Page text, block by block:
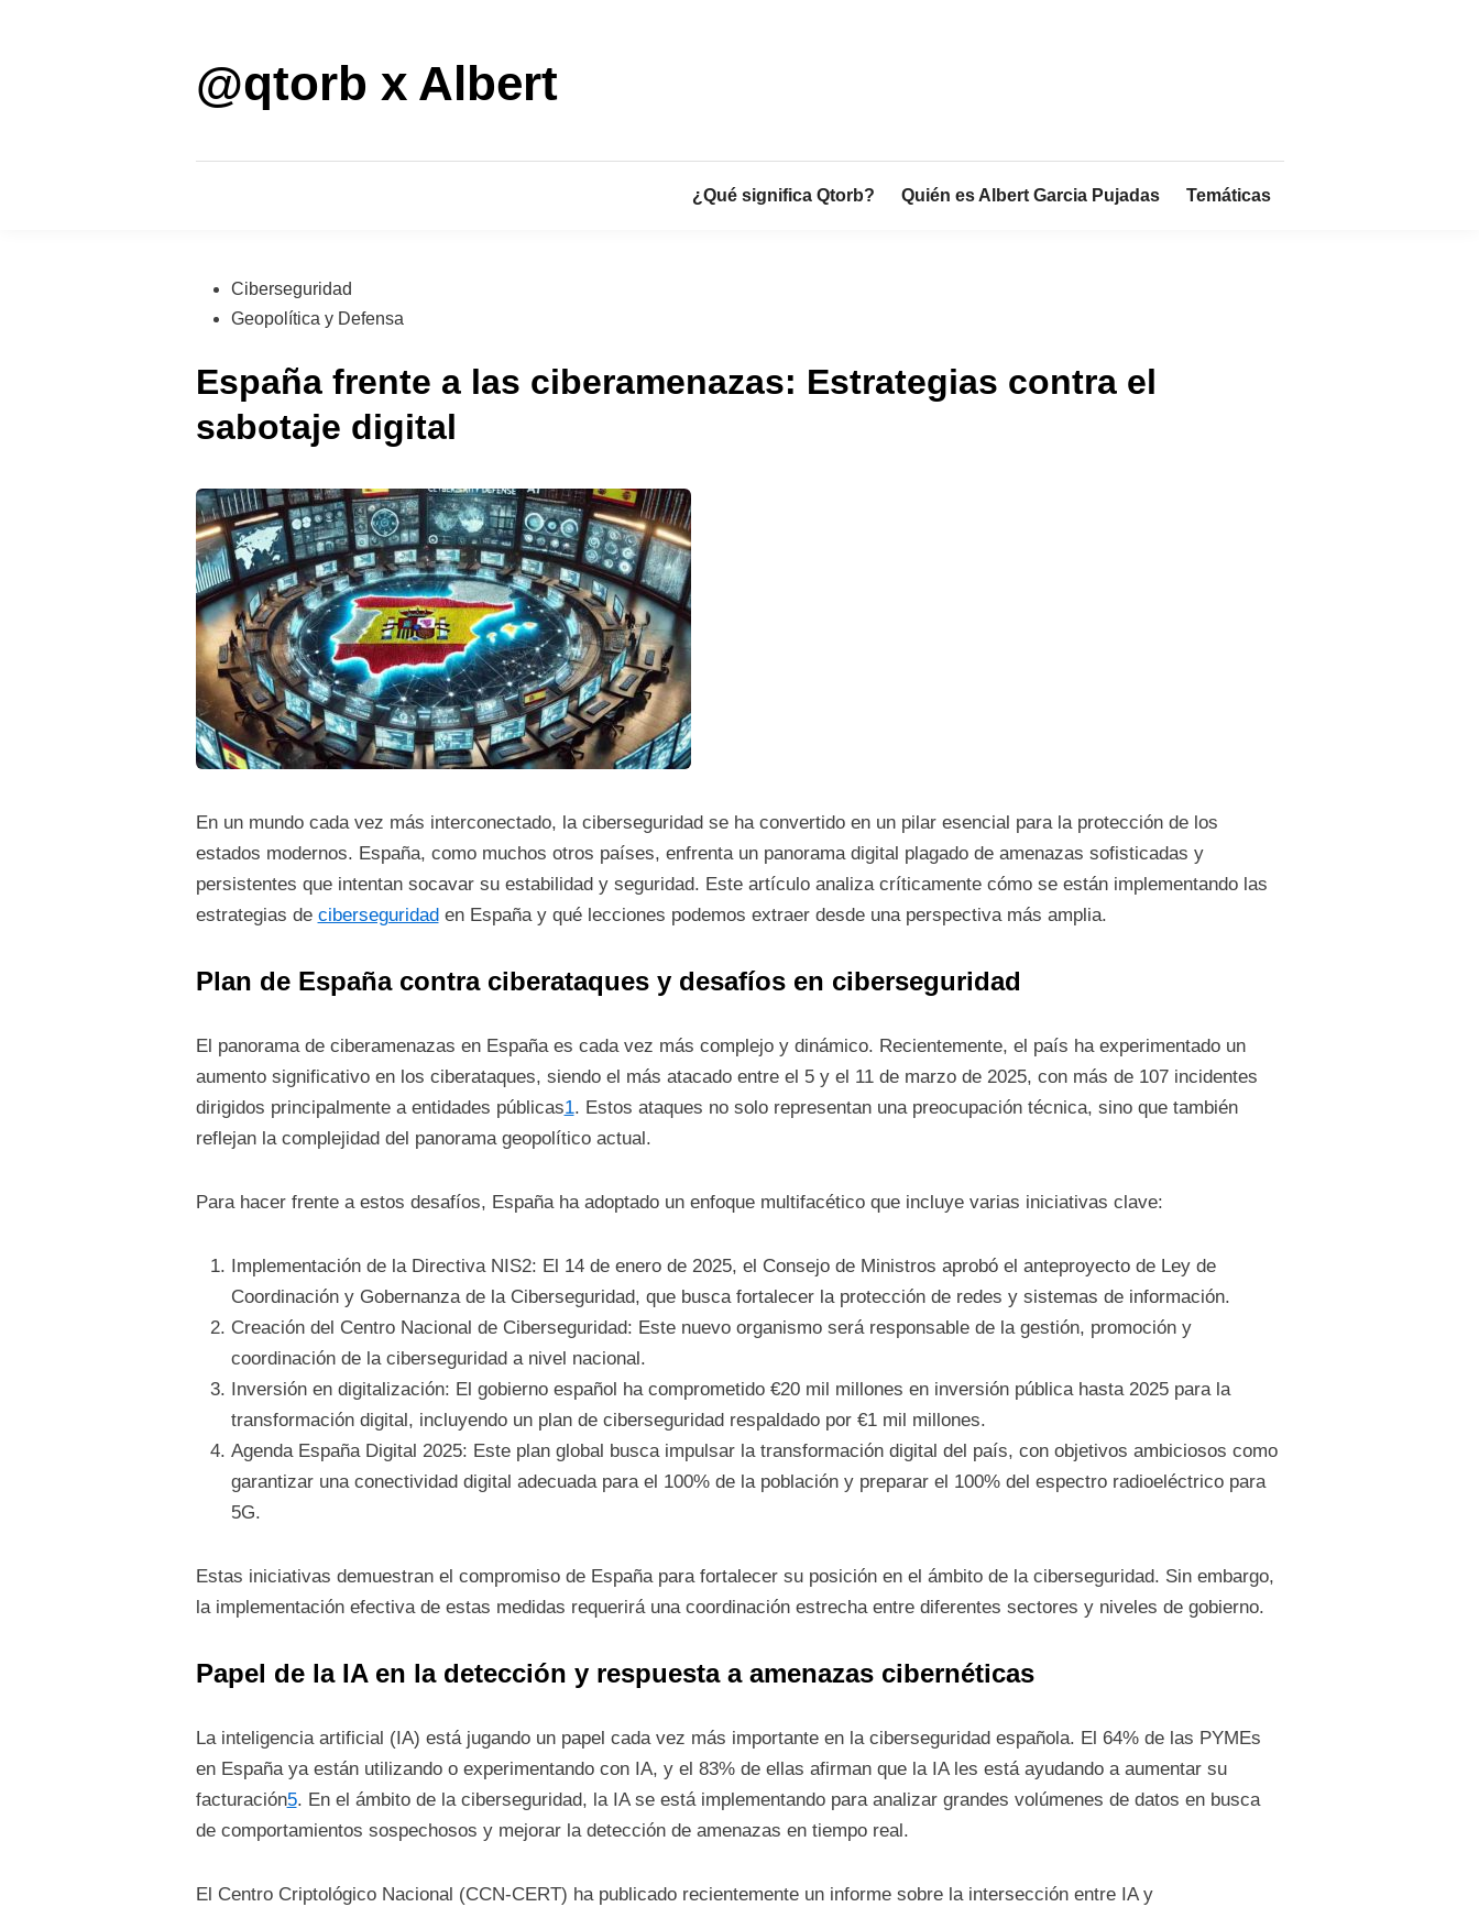
@qtorb x Albert
¿Qué significa Qtorb? Quién es Albert Garcia Pujadas Temáticas
Publicado
en
Ciberseguridad
Geopolítica y Defensa
España frente a las ciberamenazas: Estrategias contra el
sabotaje digital
En un mundo cada vez más interconectado, la ciberseguridad se ha convertido en un pilar esencial para la protección de los
estados modernos. España, como muchos otros países, enfrenta un panorama digital plagado de amenazas sofisticadas y
persistentes que intentan socavar su estabilidad y seguridad. Este artículo analiza críticamente cómo se están implementando las
estrategias de ciberseguridaden España y qué lecciones podemos extraer desde una perspectiva más amplia.
Plan de España contra ciberataques y desafíos en ciberseguridad
El panorama de ciberamenazas en España es cada vez más complejo y dinámico. Recientemente, el país ha experimentado un
aumento significativo en los ciberataques, siendo el más atacado entre el 5 y el 11 de marzo de 2025, con más de 107 incidentes
dirigidos principalmente a entidades públicas1. Estos ataques no solo representan una preocupación técnica, sino que también
reflejan la complejidad del panorama geopolítico actual.
Para hacer frente a estos desafíos, España ha adoptado un enfoque multifacético que incluye varias iniciativas clave:
Implementación de la Directiva NIS2: El 14 de enero de 2025, el Consejo de Ministros aprobó el anteproyecto de Ley de
Coordinación y Gobernanza de la Ciberseguridad, que busca fortalecer la protección de redes y sistemas de información.
Creación del Centro Nacional de Ciberseguridad: Este nuevo organismo será responsable de la gestión, promoción y
coordinación de la ciberseguridad a nivel nacional.
Inversión en digitalización: El gobierno español ha comprometido €20 mil millones en inversión pública hasta 2025 para la
transformación digital, incluyendo un plan de ciberseguridad respaldado por €1 mil millones.
Agenda España Digital 2025: Este plan global busca impulsar la transformación digital del país, con objetivos ambiciosos como
garantizar una conectividad digital adecuada para el 100% de la población y preparar el 100% del espectro radioeléctrico para
5G.
Estas iniciativas demuestran el compromiso de España para fortalecer su posición en el ámbito de la ciberseguridad. Sin embargo,
la implementación efectiva de estas medidas requerirá una coordinación estrecha entre diferentes sectores y niveles de gobierno.
Papel de la IA en la detección y respuesta a amenazas cibernéticas
La inteligencia artificial (IA) está jugando un papel cada vez más importante en la ciberseguridad española. El 64% de las PYMEs
en España ya están utilizando o experimentando con IA, y el 83% de ellas afirman que la IA les está ayudando a aumentar su
facturación5. En el ámbito de la ciberseguridad, la IA se está implementando para analizar grandes volúmenes de datos en busca
de comportamientos sospechosos y mejorar la detección de amenazas en tiempo real.
El Centro Criptológico Nacional (CCN-CERT) ha publicado recientemente un informe sobre la intersección entre IA y